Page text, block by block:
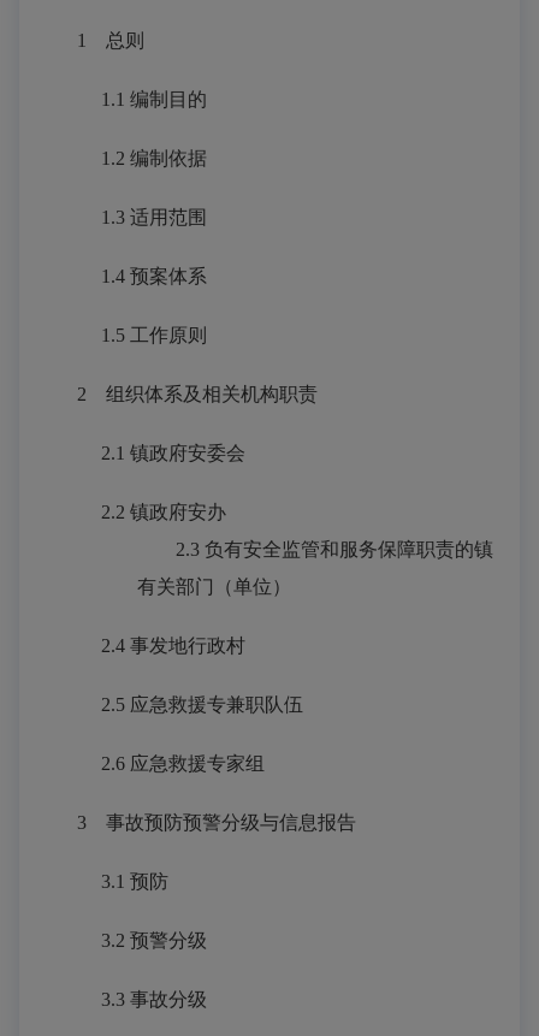
1 总则
1.1 编制目的
1.2 编制依据
1.3 适用范围
1.4 预案体系
1.5 工作原则
2 组织体系及相关机构职责
2.1 镇政府安委会
2.2 镇政府安办
2.3 负有安全监管和服务保障职责的镇
有关部门（单位）
2.4 事发地行政村
2.5 应急救援专兼职队伍
2.6 应急救援专家组
3 事故预防预警分级与信息报告
3.1 预防
3.2 预警分级
3.3 事故分级